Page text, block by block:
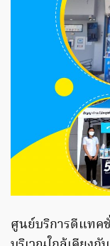
ศูนย์บริการดีแทค